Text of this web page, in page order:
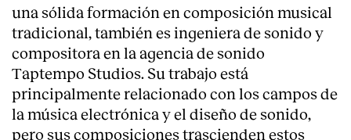
una sólida formación en composición musical
tradicional, también es ingeniera de sonido y
compositora en la agencia de sonido
Taptempo Studios. Su trabajo está
principalmente relacionado con los campos de
la música electrónica y el diseño de sonido,
pero sus composiciones trascienden estos